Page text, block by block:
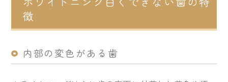
徴
内部の変色がある歯